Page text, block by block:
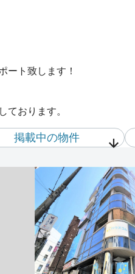
ート致します！
ております。
掲載中の物件